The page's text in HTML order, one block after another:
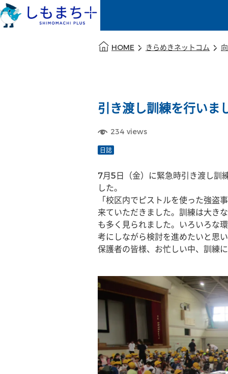
HOME きらめきネットコム
引き渡し訓練を行いま
234 views
日誌
7月5日（金）に緊急時引き渡し訓
した。
「校区内でピストルを使った強
来ていただきました。訓練は大き
も多く見られました。いろいろな
考にしながら検討を進めたいと思
保護者の皆様、お忙しい中、訓練